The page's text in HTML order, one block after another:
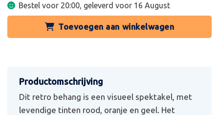
Bestel voor 20:00, geleverd voor 16 August
Toevoegen aan winkelwagen
Dit retro behang is een visueel spektakel, met
levendige tinten rood, oranje en geel. Het